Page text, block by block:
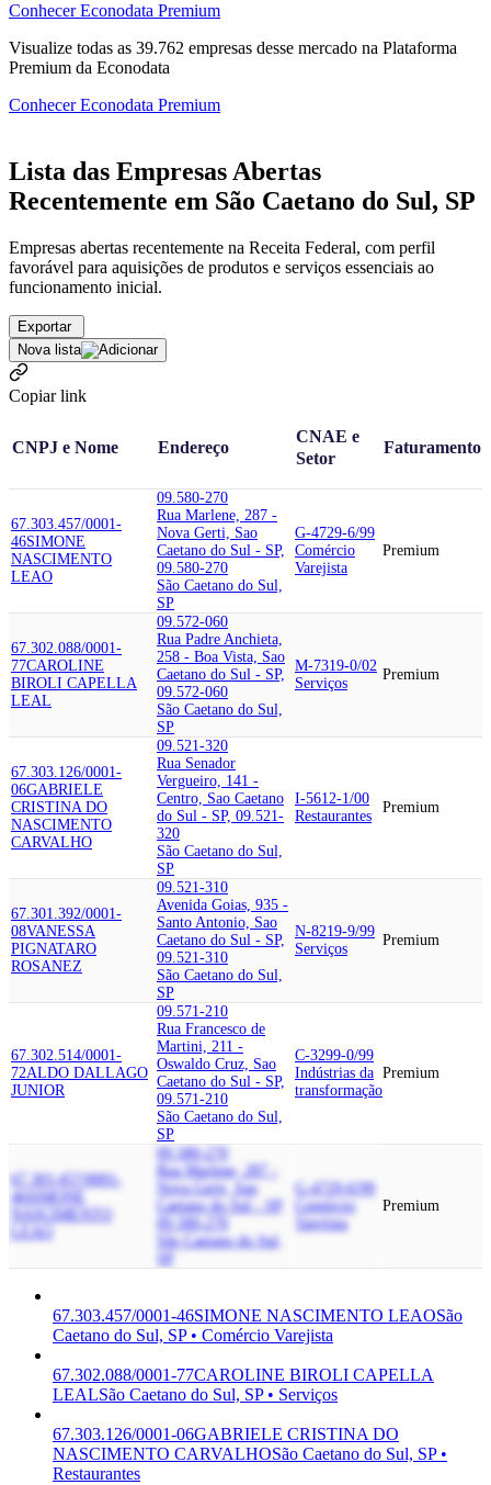
Conhecer Econodata Premium
Visualize todas as 39.762 empresas desse mercado na Plataforma
Premium da Econodata
Conhecer Econodata Premium
Lista das Empresas Abertas
Recentemente em São Caetano do Sul, SP
Empresas abertas recentemente na Receita Federal, com perfil
favorável para aquisições de produtos e serviços essenciais ao
funcionamento inicial.
Exportar
Nova lista
Copiar link
CNPJ e Nome Endereço
CNAE e
Setor
Faturamento
67.303.457/0001-
46SIMONE
NASCIMENTO
LEAO
09.580-270
Rua Marlene, 287 -
Nova Gerti, Sao
Caetano do Sul - SP,
09.580-270
São Caetano do Sul,
SP
G-4729-6/99
Comércio
Varejista
Premium
67.302.088/0001-
77CAROLINE
BIROLI CAPELLA
LEAL
09.572-060
Rua Padre Anchieta,
258 - Boa Vista, Sao
Caetano do Sul - SP,
09.572-060
São Caetano do Sul,
SP
M-7319-0/02
Serviços
Premium
67.303.126/0001-
06GABRIELE
CRISTINA DO
NASCIMENTO
CARVALHO
09.521-320
Rua Senador
Vergueiro, 141 -
Centro, Sao Caetano
do Sul - SP, 09.521-
320
São Caetano do Sul,
SP
I-5612-1/00
Restaurantes
Premium
67.301.392/0001-
08VANESSA
PIGNATARO
ROSANEZ
09.521-310
Avenida Goias, 935 -
Santo Antonio, Sao
Caetano do Sul - SP,
09.521-310
São Caetano do Sul,
SP
N-8219-9/99
Serviços
Premium
67.302.514/0001-
72ALDO DALLAGO
JUNIOR
09.571-210
Rua Francesco de
Martini, 211 -
Oswaldo Cruz, Sao
Caetano do Sul - SP,
09.571-210
São Caetano do Sul,
SP
C-3299-0/99
Indústrias da
transformação
Premium
67.303.457/0001-
46
SIMONE
NASCIMENTO
LEAO
09.580-270
Rua Marlene, 287 -
Nova Gerti, Sao
Caetano do Sul - SP,
09.580-270
São Caetano do Sul,
G-4729-6/99
Comércio
Varejista
Premium
67.303.457/0001-46SIMONE NASCIMENTO LEAOSão
Caetano do Sul, SP • Comércio Varejista
67.302.088/0001-77CAROLINE BIROLI CAPELLA
LEALSão Caetano do Sul, SP • Serviços
67.303.126/0001-06GABRIELE CRISTINA DO
NASCIMENTO CARVALHOSão Caetano do Sul, SP •
Restaurantes